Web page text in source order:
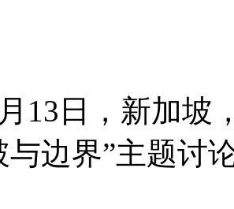
13日，新加坡
与边界”主题讨